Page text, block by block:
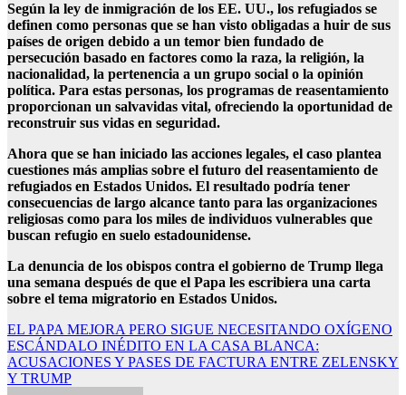
Según la ley de inmigración de los EE. UU., los refugiados se
definen como personas que se han visto obligadas a huir de sus
países de origen debido a un temor bien fundado de
persecución basado en factores como la raza, la religión, la
nacionalidad, la pertenencia a un grupo social o la opinión
política. Para estas personas, los programas de reasentamiento
proporcionan un salvavidas vital, ofreciendo la oportunidad de
reconstruir sus vidas en seguridad.
Ahora que se han iniciado las acciones legales, el caso plantea
cuestiones más amplias sobre el futuro del reasentamiento de
refugiados en Estados Unidos. El resultado podría tener
consecuencias de largo alcance tanto para las organizaciones
religiosas como para los miles de individuos vulnerables que
buscan refugio en suelo estadounidense.
La denuncia de los obispos contra el gobierno de Trump llega
una semana después de que el Papa les escribiera una carta
sobre el tema migratorio en Estados Unidos.
Navegación
de
entradas
EL PAPA MEJORA PERO SIGUE NECESITANDO OXÍGENO
ESCÁNDALO INÉDITO EN LA CASA BLANCA:
ACUSACIONES Y PASES DE FACTURA ENTRE ZELENSKY
Y TRUMP